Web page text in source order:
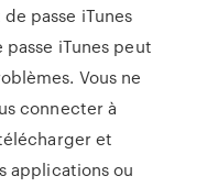
passe iTunes
iTunes peut
Vous ne
connecter à
et
applications ou